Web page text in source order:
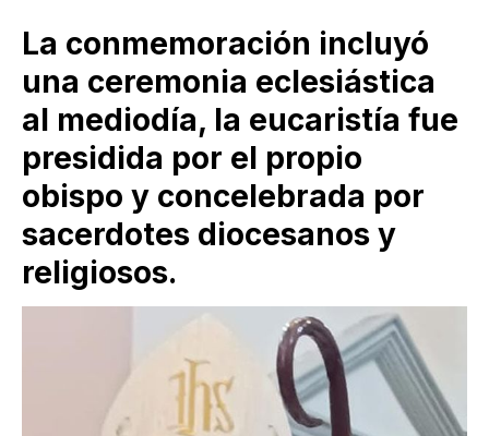
La conmemoración incluyó
una ceremonia eclesiástica
al mediodía, la eucaristía fue
presidida por el propio
obispo y concelebrada por
sacerdotes diocesanos y
religiosos.